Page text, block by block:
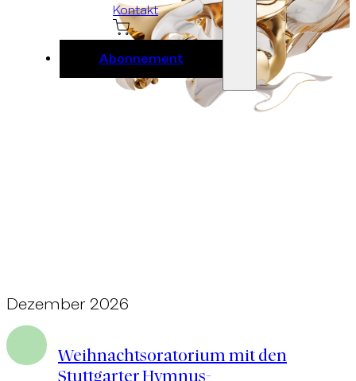
Kontakt
Abonnement
Dezember 2026
Ebene 2 Platzhalter
Weihnachtsoratorium mit den
Stuttgarter Hymnus-